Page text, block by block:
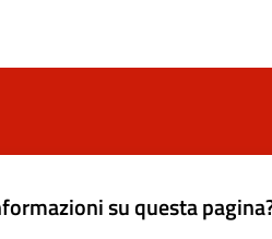
su questa